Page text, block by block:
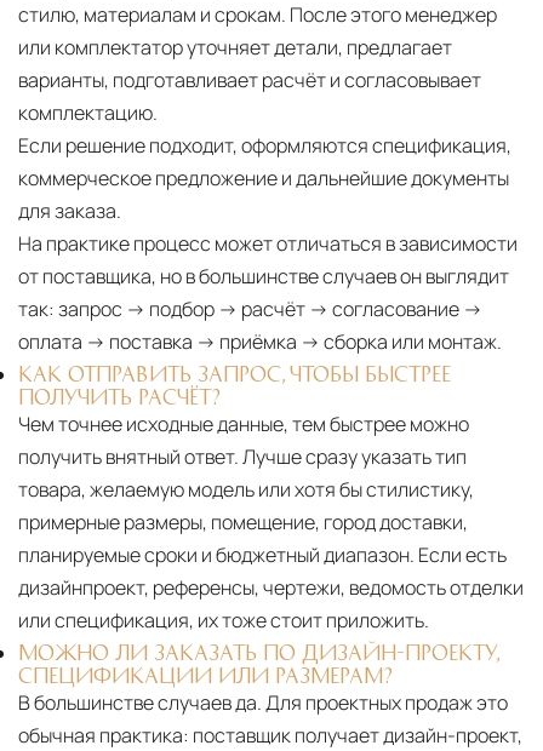
стилю, материалам и срокам. После этого менеджер
или комплектатор уточняет детали, предлагает
варианты, подготавливает расчёт и согласовывает
комплектацию.
Если решение подходит, оформляются спецификация,
коммерческое предложение и дальнейшие документы
для заказа.
На практике процесс может отличаться в зависимости
от поставщика, но в большинстве случаев он выглядит
так: запрос → подбор → расчёт → согласование →
оплата → поставка → приёмка → сборка или монтаж.
КАК ОТПРАВИТЬ ЗАПРОС, ЧТОБЫ БЫСТРЕЕ
ПОЛУЧИТЬ РАСЧЁТ?
Чем точнее исходные данные, тем быстрее можно
получить внятный ответ. Лучше сразу указать тип
товара, желаемую модель или хотя бы стилистику,
примерные размеры, помещение, город доставки,
планируемые сроки и бюджетный диапазон. Если есть
дизайнпроект, референсы, чертежи, ведомость отделки
или спецификация, их тоже стоит приложить.
МОЖНО ЛИ ЗАКАЗАТЬ ПО ДИЗАЙН-ПРОЕКТУ,
СПЕЦИФИКАЦИИ ИЛИ РАЗМЕРАМ?
В большинстве случаев да. Для проектных продаж это
обычная практика: поставщик получает дизайн-проект,